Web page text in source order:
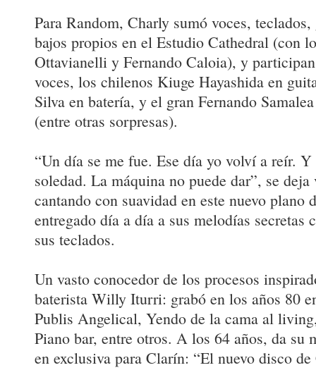
Para Random, Charly sumó voces,
bajos propios en el Estudio Cathedral (con
Ottavianelli y Fernando Caloia), y
voces, los chilenos Kiuge Hayashida en
Silva en batería, y el gran Fernando
(entre otras sorpresas).
“Un día se me fue. Ese día yo volví a reír.
soledad. La máquina no puede dar”, se
cantando con suavidad en este nuevo plano
entregado día a día a sus melodías secretas
sus teclados.
Un vasto conocedor de los procesos
baterista Willy Iturri: grabó en los años 80
Publis Angelical, Yendo de la cama al
Piano bar, entre otros. A los 64 años, da su
en exclusiva para Clarín: “El nuevo disco